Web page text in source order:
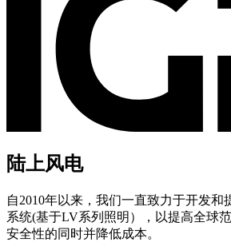
陆上风电
自2010年以来，我们一直致力于开发和
系统(基于LV系列照明），以提高全球
安全性的同时并降低成本。